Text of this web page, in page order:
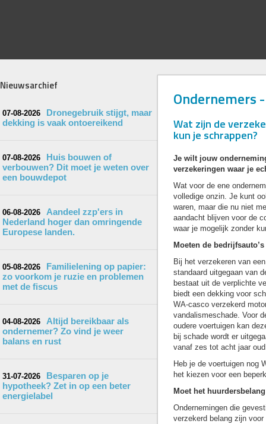
Nieuwsarchief
07-08-2026
Dronegebruik stijgt, maar
dekking is vaak ontoereikend
07-08-2026
Huis bouwen of
verbouwen? Dit moet je weten over
een bouwdepot
06-08-2026
Aandeel zzp'ers in
Nederland hoger dan omringende
Europese landen.
05-08-2026
Familielening op papier:
zo voorkom je ruzie en problemen
met de fiscus
04-08-2026
Altijd bereikbaar als
ondernemer? Zo vind je weer
balans en rust
31-07-2026
Besparen op je
hypotheek? Zet in op een beter
energielabel
Ondernemers
Wat zijn de
kun je schrappen?
Je wilt jouw
verzekeringen waar je
Wat voor de ene
volledige onzin. Je kunt
waren, maar die nu niet
aandacht blijven voor de
waar je mogelijk zonder
Moeten de
Bij het verzekeren van
standaard uitgegaan van
bestaat uit de verplichte
biedt een dekking voor
WA-casco verzekerd
vandalismeschade. Voor
oudere voertuigen kan
bij schade wordt er
vanaf zes tot acht jaar
Heb je de voertuigen nog
het kiezen voor een
Moet het
Ondernemingen die
verzekerd belang zijn